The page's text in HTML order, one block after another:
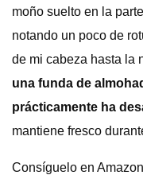
moño suelto en la
notando un poco de
de mi cabeza hasta la
una funda de
prácticamente ha
mantiene fresco
Consíguelo en